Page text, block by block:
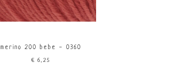
merino 200 bebe - 0360
€6,25